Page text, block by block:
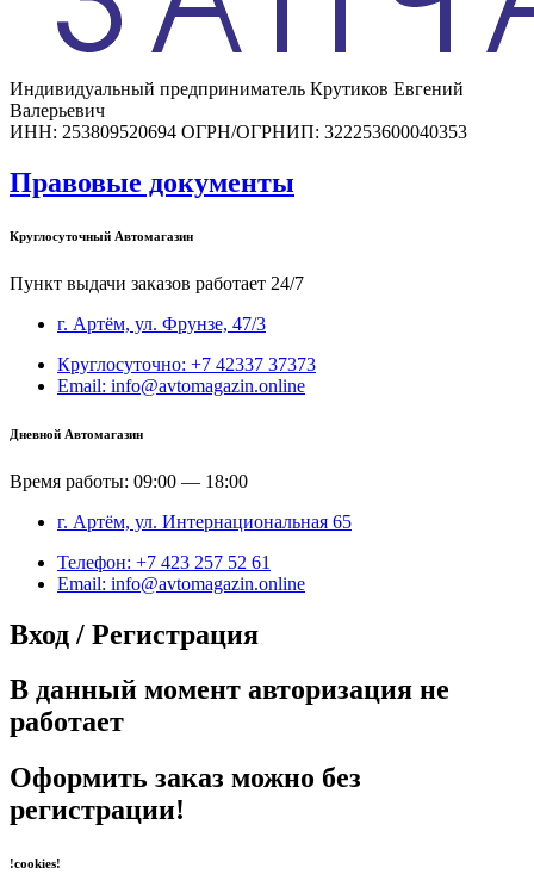
Индивидуальный предприниматель Крутиков Евгений
Валерьевич
ИНН: 253809520694 ОГРН/ОГРНИП: 322253600040353
Правовые документы
Круглосуточный Автомагазин
Пункт выдачи заказов работает 24/7
г. Артём, ул. Фрунзе, 47/3
Круглосуточно: +7 42337 37373
Email: info@avtomagazin.online
Дневной Автомагазин
Время работы: 09:00 — 18:00
г. Артём, ул. Интернациональная 65
Телефон: +7 423 257 52 61
Email: info@avtomagazin.online
Вход / Регистрация
В данный момент авторизация не
работает
Оформить заказ можно без
регистрации!
!cookies!